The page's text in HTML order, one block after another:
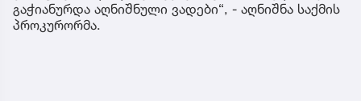
გაჭიანურდა აღნიშნული ვადები“, - აღნიშნა საქმის
პროკურორმა.